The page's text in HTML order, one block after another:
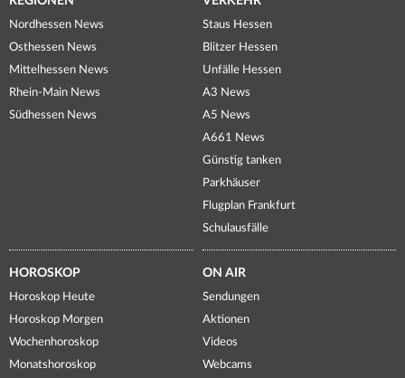
Nordhessen News
Osthessen News
Mittelhessen News
Rhein-Main News
Südhessen News
Staus Hessen
Blitzer Hessen
Unfälle Hessen
A3 News
A5 News
A661 News
Günstig tanken
Parkhäuser
Flugplan Frankfurt
Schulausfälle
HOROSKOP
Horoskop Heute
Horoskop Morgen
Wochenhoroskop
Monatshoroskop
ON AIR
Sendungen
Aktionen
Videos
Webcams